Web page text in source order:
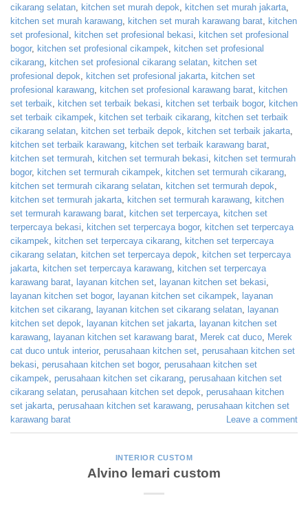
cikarang selatan, kitchen set murah depok, kitchen set murah jakarta,
kitchen set murah karawang, kitchen set murah karawang barat, kitchen
set profesional , kitchen set profesional bekasi, kitchen set profesional
bogor, kitchen set profesional cikampek, kitchen set profesional
cikarang, kitchen set profesional cikarang selatan, kitchen set
profesional depok, kitchen set profesional jakarta, kitchen set
profesional karawang, kitchen set profesional karawang barat, kitchen
set terbaik, kitchen set terbaik bekasi, kitchen set terbaik bogor, kitchen
set terbaik cikampek, kitchen set terbaik cikarang, kitchen set terbaik
cikarang selatan, kitchen set terbaik depok, kitchen set terbaik jakarta,
kitchen set terbaik karawang, kitchen set terbaik karawang barat,
kitchen set termurah, kitchen set termurah bekasi, kitchen set termurah
bogor, kitchen set termurah cikampek, kitchen set termurah cikarang,
kitchen set termurah cikarang selatan, kitchen set termurah depok,
kitchen set termurah jakarta, kitchen set termurah karawang, kitchen
set termurah karawang barat, kitchen set terpercaya, kitchen set
terpercaya bekasi, kitchen set terpercaya bogor, kitchen set terpercaya
cikampek, kitchen set terpercaya cikarang, kitchen set terpercaya
cikarang selatan, kitchen set terpercaya depok, kitchen set terpercaya
jakarta, kitchen set terpercaya karawang, kitchen set terpercaya
karawang barat, layanan kitchen set, layanan kitchen set bekasi,
layanan kitchen set bogor, layanan kitchen set cikampek, layanan
kitchen set cikarang, layanan kitchen set cikarang selatan, layanan
kitchen set depok, layanan kitchen set jakarta, layanan kitchen set
karawang, layanan kitchen set karawang barat, Merek cat duco, Merek
cat duco untuk interior, perusahaan kitchen set, perusahaan kitchen set
bekasi, perusahaan kitchen set bogor, perusahaan kitchen set
cikampek, perusahaan kitchen set cikarang, perusahaan kitchen set
cikarang selatan, perusahaan kitchen set depok, perusahaan kitchen
set jakarta, perusahaan kitchen set karawang, perusahaan kitchen set
karawang barat
Leave a comment
INTERIOR CUSTOM
Alvino lemari custom